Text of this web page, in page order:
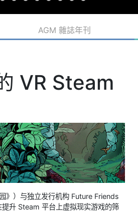
AGM 雜誌年刊
VR Steam
》）与独立发行机构 Future Friends
升 Steam 平台上虚拟现实游戏的筛